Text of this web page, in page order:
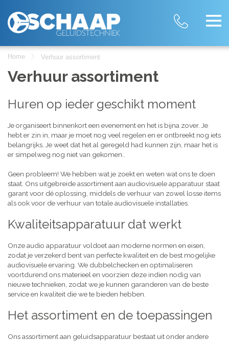
Home Verhuur assortiment
Verhuur assortiment
Huren op ieder geschikt moment
Je organiseert binnenkort een evenement en het is bijna zover. Je
hebt er zin in, maar je moet nog veel regelen en er ontbreekt nog iets
belangrijks. Je weet dat het al geregeld had kunnen zijn, maar het is
er simpelweg nog niet van gekomen..
Geen probleem! We hebben wat je zoekt en weten wat ons te doen
staat. Ons uitgebreide assortiment aan audiovisuele apparatuur staat
garant voor dé oplossing, middels de verhuur van zowel losse items
als ook voor de verhuur van totale audiovisuele installaties.
Kwaliteitsapparatuur dat werkt
Onze audio apparatuur voldoet aan moderne normen en eisen,
zodat je verzekerd bent van perfecte kwaliteit en de best mogelijke
audiovisuele ervaring. We dubbelchecken en optimaliseren
voortdurend ons materieel en voorzien deze indien nodig van
nieuwe technieken, zodat we je kunnen garanderen van de beste
service en kwaliteit die we te bieden hebben.
Het assortiment en de toepassingen
Ons assortiment aan geluidsapparatuur bestaat uit onder andere